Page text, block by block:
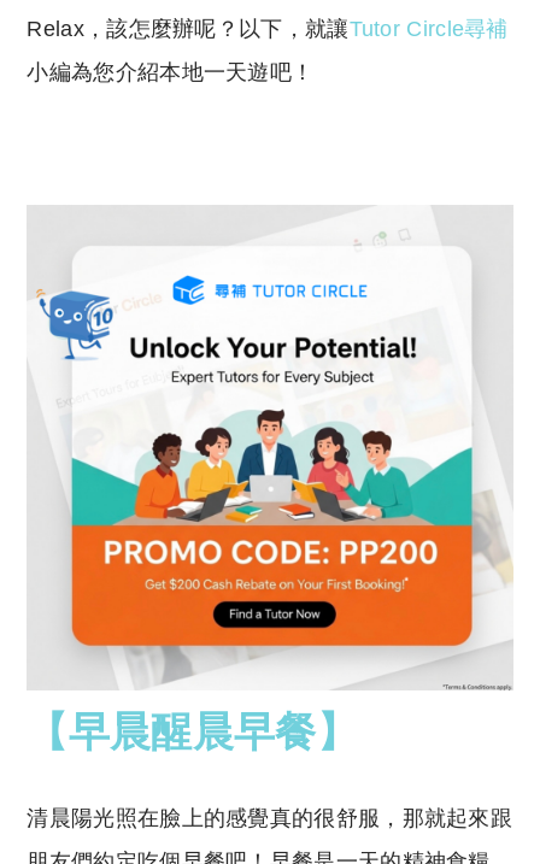
Relax，該怎麼辦呢？以下，就讓Tutor Circle尋補
小編為您介紹本地一天遊吧！
【早晨醒晨早餐】
清晨陽光照在臉上的感覺真的很舒服，那就起來跟